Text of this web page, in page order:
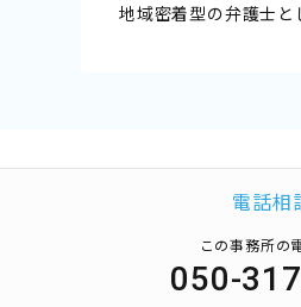
地域密着型の弁護士と
電話相
この事務所の
050-